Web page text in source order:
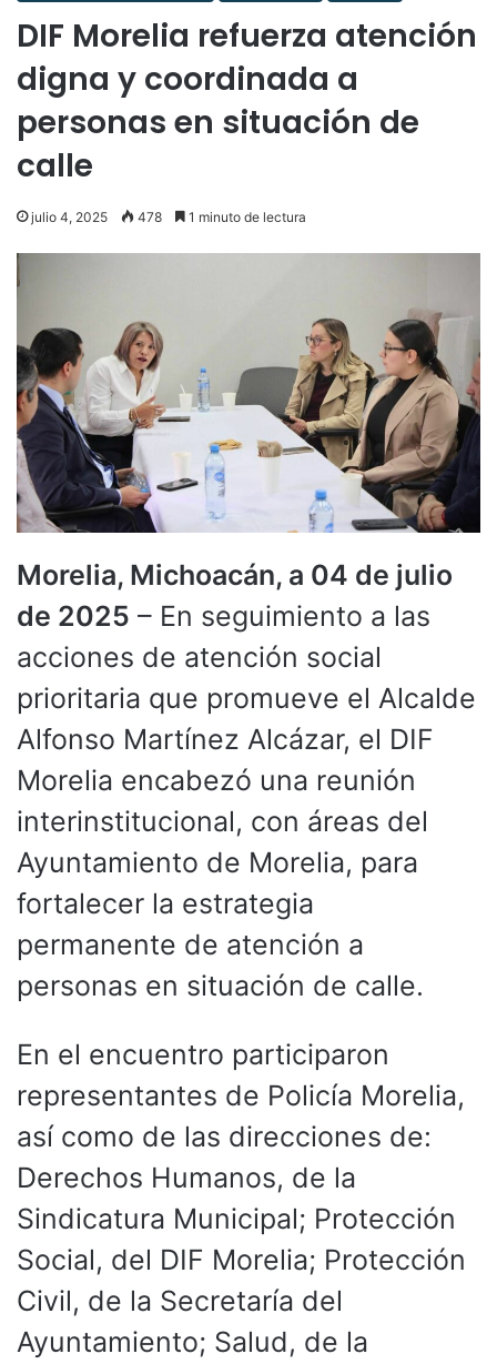
DIF Morelia refuerza atención
digna y coordinada a
personas en situación de
calle
julio 4, 2025 478 1 minuto de lectura
Morelia, Michoacán, a 04 de julio
de 2025 – En seguimiento a las
acciones de atención social
prioritaria que promueve el Alcalde
Alfonso Martínez Alcázar, el DIF
Morelia encabezó una reunión
interinstitucional, con áreas del
Ayuntamiento de Morelia, para
fortalecer la estrategia
permanente de atención a
personas en situación de calle.
En el encuentro participaron
representantes de Policía Morelia,
así como de las direcciones de:
Derechos Humanos, de la
Sindicatura Municipal; Protección
Social, del DIF Morelia; Protección
Civil, de la Secretaría del
Ayuntamiento; Salud, de la